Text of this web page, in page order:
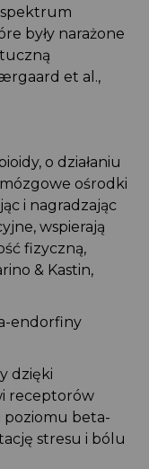
były narażone
et al.,
o działaniu
ośrodki
i nagradzając
wspierają
fizyczną,
& Kastin,
endorfiny
dzięki
receptorów
beta-
stresu i bólu